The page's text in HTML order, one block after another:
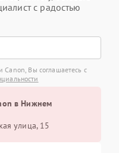
с радостью
Canon, Вы соглашаетесь с
в Нижнем
улица, 15